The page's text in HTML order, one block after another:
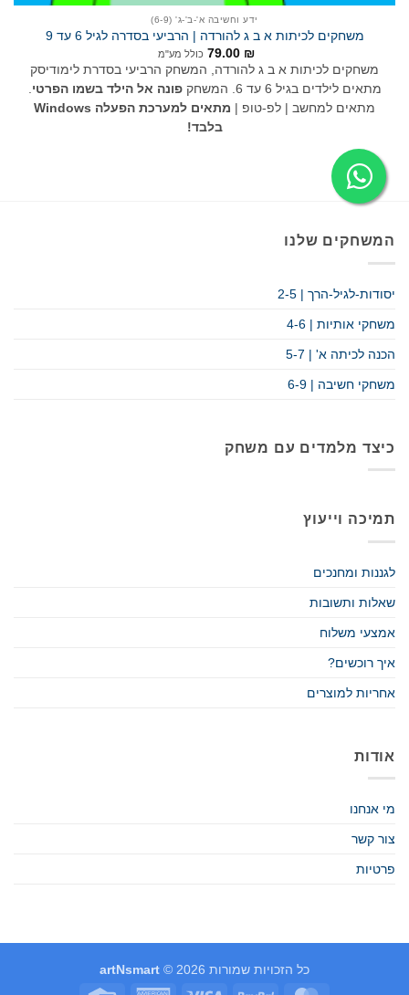
ידע וחשיבה א'-ב'-ג' (6-9)
משחקים לכיתות א ב ג להורדה | הרביעי בסדרה לגיל 6 עד 9
79.00 ₪ כולל מע"מ
משחקים לכיתות א ב ג להורדה, המשחק הרביעי בסדרת לימודיסק
מתאים לילדים בגיל 6 עד 6. המשחק
פונה אל הילד בשמו הפרטי.
מתאים למחשב | לפ-טופ |
מתאים למערכת הפעלה Windows
בלבד!
המשחקים שלנו
יסודות-לגיל-הרך | 2-5
משחקי אותיות | 4-6
הכנה לכיתה א' | 5-7
משחקי חשיבה | 6-9
כיצד מלמדים עם משחק
תמיכה וייעוץ
לגננות ומחנכים
שאלות ותשובות
אמצעי משלוח
איך רוכשים?
אחריות למוצרים
אודות
מי אנחנו
צור קשר
פרטיות
כל הזכויות שמורות 2026 ©
artNsmart